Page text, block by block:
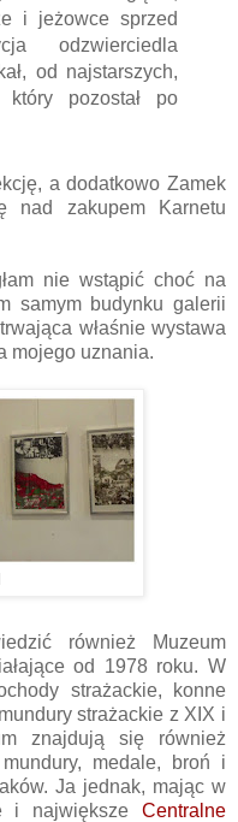
i jeżowce sprzed
odzwierciedla
od najstarszych,
pozostał po
a dodatkowo Zamek
nad zakupem Karnetu
nie wstąpić choć na
samym budynku galerii
właśnie wystawa
mojego uznania.
również Muzeum
od 1978 roku. W
strażackie, konne
strażackie z XIX i
znajdują się również
medale, broń i
Ja jednak, mając w
i największe Centralne